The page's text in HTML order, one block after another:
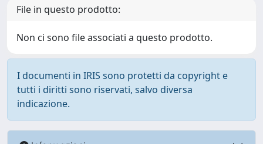
File in questo prodotto:
Non ci sono file associati a questo prodotto.
I documenti in IRIS sono protetti da copyright e
tutti i diritti sono riservati, salvo diversa
indicazione.